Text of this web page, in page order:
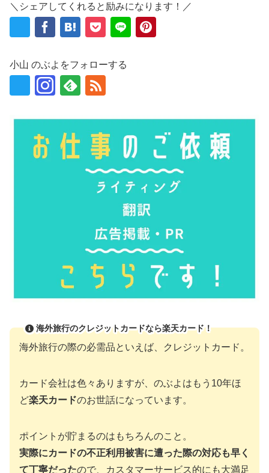
＼シェアしてくれると励みになります！／
小山 のぶよをフォローする
海外旅行のクレジットカードなら楽天カード！
海外旅行の際の必需品といえば、クレジットカード。
カード会社は色々ありますが、のぶよはもう10年ほ
ど楽天カードのお世話になっています。
ポイントが貯まるのはもちろんのこと。
実際にカードの不正利用被害に遭った際の対応も早く
て丁寧だったので、カスタマーサービス的にも大満足